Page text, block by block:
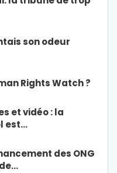
son odeur
Rights Watch ?
et vidéo : la
est…
des ONG